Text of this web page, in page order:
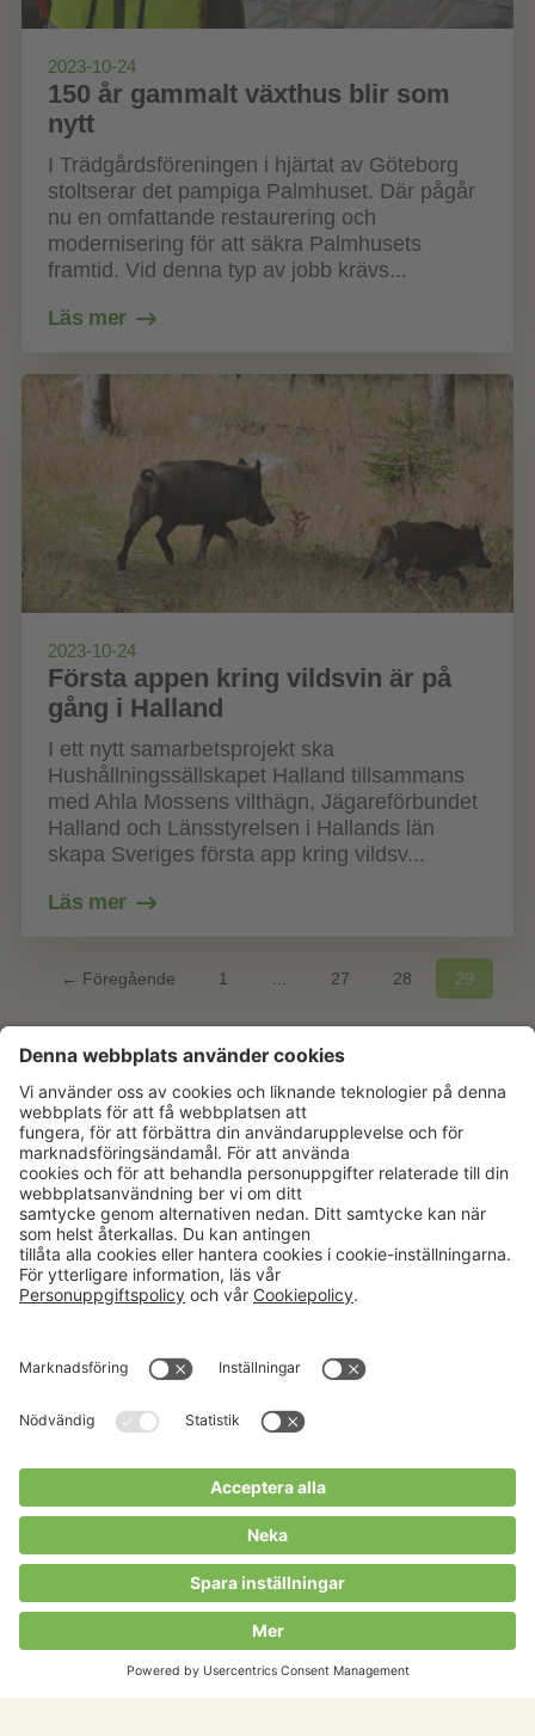
2023-10-24
150 år gammalt växthus blir som
nytt
I Trädgårdsföreningen i hjärtat av Göteborg
stoltserar det pampiga Palmhuset. Där pågår
nu en omfattande restaurering och
modernisering för att säkra Palmhusets
framtid. Vid denna typ av jobb krävs...
Läs mer
2023-10-24
Första appen kring vildsvin är på
gång i Halland
I ett nytt samarbetsprojekt ska
Hushållningssällskapet Halland tillsammans
med Ahla Mossens vilthägn, Jägareförbundet
Halland och Länsstyrelsen i Hallands län
skapa Sveriges första app kring vildsv...
Läs mer
← Föregående 1 27 28 29
Karriär
Kalender
Verksamheter
Om Hushållningssällskapet
Hushållningssällskapens
Tjänster
Välkommen till Portalen!
Cookies m.m.
Cookies
Allmänna villkor